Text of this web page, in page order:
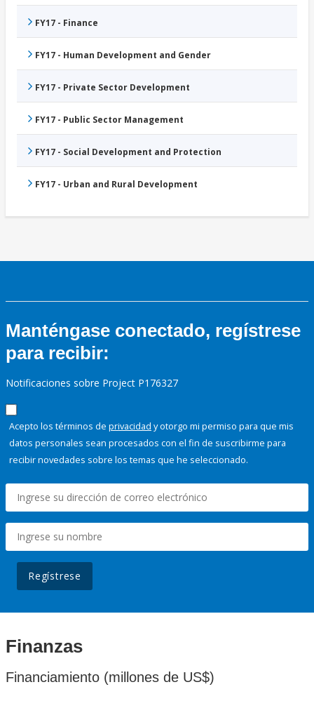
FY17 - Finance
FY17 - Human Development and Gender
FY17 - Private Sector Development
FY17 - Public Sector Management
FY17 - Social Development and Protection
FY17 - Urban and Rural Development
Manténgase conectado, regístrese
para recibir:
Notificaciones sobre Project P176327
Acepto los términos de privacidad y otorgo mi permiso para que mis
datos personales sean procesados con el fin de suscribirme para
recibir novedades sobre los temas que he seleccionado.
Regístrese
Finanzas
Financiamiento (millones de US$)